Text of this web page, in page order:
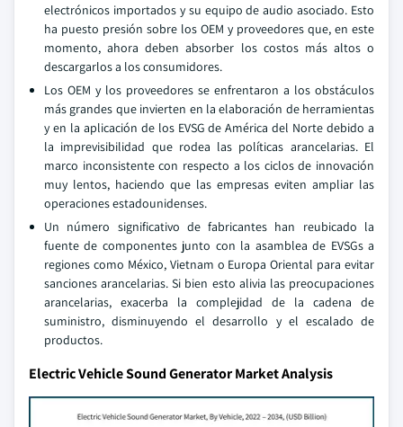
electrónicos importados y su equipo de audio asociado. Esto
ha puesto presión sobre los OEM y proveedores que, en este
momento, ahora deben absorber los costos más altos o
descargarlos a los consumidores.
Los OEM y los proveedores se enfrentaron a los obstáculos
más grandes que invierten en la elaboración de herramientas
y en la aplicación de los EVSG de América del Norte debido a
la imprevisibilidad que rodea las políticas arancelarias. El
marco inconsistente con respecto a los ciclos de innovación
muy lentos, haciendo que las empresas eviten ampliar las
operaciones estadounidenses.
Un número significativo de fabricantes han reubicado la
fuente de componentes junto con la asamblea de EVSGs a
regiones como México, Vietnam o Europa Oriental para evitar
sanciones arancelarias. Si bien esto alivia las preocupaciones
arancelarias, exacerba la complejidad de la cadena de
suministro, disminuyendo el desarrollo y el escalado de
productos.
Electric Vehicle Sound Generator Market Analysis